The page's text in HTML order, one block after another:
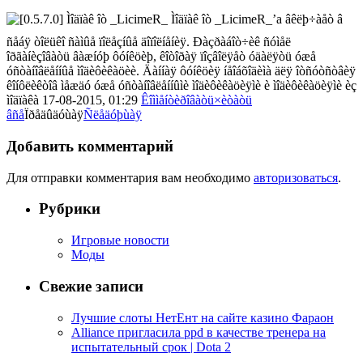
Ìîäïàê îò _LicimeR_’a âêëþ÷àåò â
ñåáÿ òîëüêî ñàìûå ïîëåçíûå äîïîëíåíèÿ. Ðàçðàáîò÷èê ñóìåë
îðãàíèçîâàòü âàæíóþ ôóíêöèþ, êîòîðàÿ ïîçâîëÿåò óäàëÿòü óæå
óñòàíîâëåííûå ìîäèôèêàöèè. Äàííàÿ ôóíêöèÿ íåîáõîäèìà äëÿ îòñóòñòâèÿ
êîíôëèêòîâ ìåæäó óæå óñòàíîâëåííûìè ìîäèôèêàöèÿìè è ìîäèôèêàöèÿìè èç
ìîäïàêà 17-08-2015, 01:29 Êîììåíòèðîâàòü×èòàòü
âñåÏðåäûäóùàÿÑëåäóþùàÿ
Добавить комментарий
Для отправки комментария вам необходимо авторизоваться.
Рубрики
Игровые новости
Моды
Свежие записи
Лучшие слоты НетЕнт на сайте казино Фараон
Alliance пригласила ppd в качестве тренера на
испытательный срок | Dota 2